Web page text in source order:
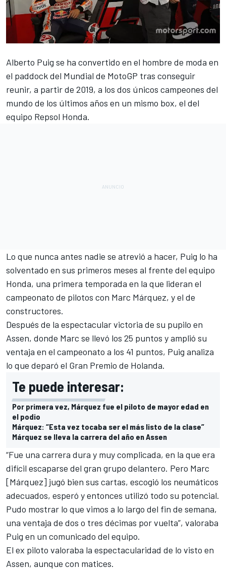
Alberto Puig se ha convertido en el hombre de moda en
el paddock del Mundial de MotoGP tras conseguir
reunir, a partir de 2019, a los dos únicos campeones del
mundo de los últimos años en un mismo box, el del
equipo Repsol Honda.
Lo que nunca antes nadie se atrevió a hacer, Puig lo ha
solventado en sus primeros meses al frente del equipo
Honda, una primera temporada en la que lideran el
campeonato de pilotos con Marc Márquez, y el de
constructores.
Después de la espectacular victoria de su pupilo en
Assen, donde Marc se llevó los 25 puntos y amplió su
ventaja en el campeonato a los 41 puntos, Puig analiza
lo que deparó el Gran Premio de Holanda.
Te puede interesar:
Por primera vez, Márquez fue el piloto de mayor edad en
el podio
Márquez: “Esta vez tocaba ser el más listo de la clase”
Márquez se lleva la carrera del año en Assen
“Fue una carrera dura y muy complicada, en la que era
difícil escaparse del gran grupo delantero. Pero Marc
[Márquez] jugó bien sus cartas, escogió los neumáticos
adecuados, esperó y entonces utilizó todo su potencial.
Pudo mostrar lo que vimos a lo largo del fin de semana,
una ventaja de dos o tres décimas por vuelta”, valoraba
Puig en un comunicado del equipo.
El ex piloto valoraba la espectacularidad de lo visto en
Assen, aunque con matices.